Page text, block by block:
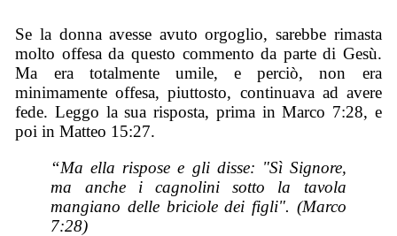
Se la donna avesse avuto orgoglio, sarebbe rimasta
molto offesa da questo commento da parte di Gesù.
Ma era totalmente umile, e perciò, non era
minimamente offesa, piuttosto, continuava ad avere
fede. Leggo la sua risposta, prima in Marco 7:28, e
poi in Matteo 15:27.
“Ma ella rispose e gli disse: "Sì Signore,
ma anche i cagnolini sotto la tavola
mangiano delle briciole dei figli". (Marco
7:28)